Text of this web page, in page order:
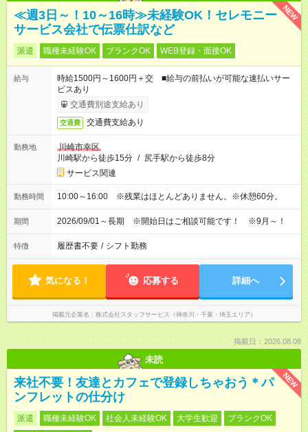
NEW
≪週3日～！10～16時≫未経験OK！セレモニー
サービス会社で伝票仕訳など
派遣 職種未経験OK ブランクOK WEB登録・面接OK
給与
時給1500円～1600円＋交 ■給与の前払いが可能な速払いサー
ビスあり
交通費別途支給あり
交通費 交通費支給あり
勤務地
川崎市幸区
川崎駅から徒歩15分 / 尻手駅から徒歩8分
サービス関連
勤務時間 10:00～16:00 ※残業はほとんどありません。※休憩60分。
期間 2026/09/01～長期 ※開始日はご相談可能です！ ※9月～！
特徴 履歴書不要 / シフト勤務
気になる！ 応募する 詳細へ
掲載元企業名 株式会社スタッフサービス（神奈川・千葉・埼玉エリア）
掲載日：2026.08.08
未読
NEW
来社不要！友達とカフェで登録しちゃおう＊パ
ンフレットの仕分け
派遣 職種未経験OK 社会人未経験OK 大学生歓迎
ブランクOK